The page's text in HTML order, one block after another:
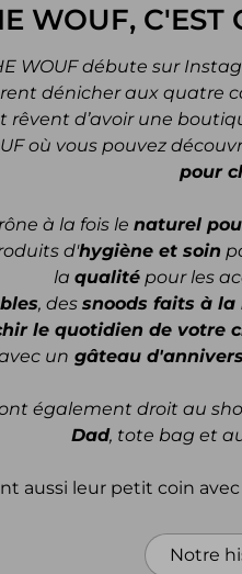
WOUF, C'EST
WOUF débute sur
dénicher aux quatre
rêvent d’avoir une
où vous pouvez
pour
à la fois le naturel
d'hygiène et soin
la qualité pour les
, des snoods faits à la
le quotidien de votre
un gâteau
également droit au
Dad, tote bag et
aussi leur petit coin
Notre